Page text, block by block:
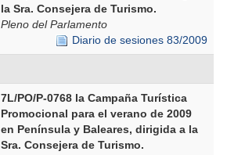
la Sra. Consejera de Turismo.
Pleno del Parlamento
Diario de sesiones 83/2009
7L/PO/P-0768 la Campaña Turística
Promocional para el verano de 2009
en Península y Baleares, dirigida a la
Sra. Consejera de Turismo.